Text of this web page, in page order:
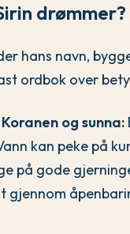
hans navn,
ordbok over
og sunna:
kan peke på
på gode